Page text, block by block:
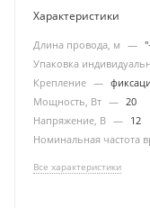
Характеристики
Длина провода, м —
Упаковка
Крепление —
Мощность, Вт — 20
Напряжение, В — 12
Номинальная частота
Все характеристики